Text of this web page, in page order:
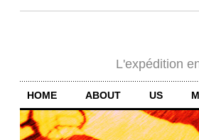
L'expédition
HOME ABOUT US